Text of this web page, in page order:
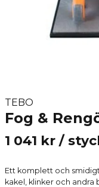
TEBO
Fog &
1 041 kr /
Ett komplett och
kakel, klinker och